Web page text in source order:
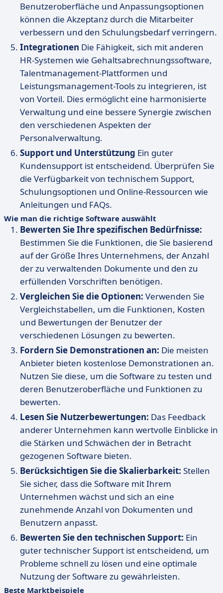
Benutzeroberfläche und Anpassungsoptionen
können die Akzeptanz durch die Mitarbeiter
verbessern und den Schulungsbedarf verringern.
Integrationen Die Fähigkeit, sich mit anderen
HR-Systemen wie Gehaltsabrechnungssoftware,
Talentmanagement-Plattformen und
Leistungsmanagement-Tools zu integrieren, ist
von Vorteil. Dies ermöglicht eine harmonisierte
Verwaltung und eine bessere Synergie zwischen
den verschiedenen Aspekten der
Personalverwaltung.
Support und Unterstützung Ein guter
Kundensupport ist entscheidend. Überprüfen Sie
die Verfügbarkeit von technischem Support,
Schulungsoptionen und Online-Ressourcen wie
Anleitungen und FAQs.
Wie man die richtige Software auswählt
Bewerten Sie Ihre spezifischen Bedürfnisse:
Bestimmen Sie die Funktionen, die Sie basierend
auf der Größe Ihres Unternehmens, der Anzahl
der zu verwaltenden Dokumente und den zu
erfüllenden Vorschriften benötigen.
Vergleichen Sie die Optionen: Verwenden Sie
Vergleichstabellen, um die Funktionen, Kosten
und Bewertungen der Benutzer der
verschiedenen Lösungen zu bewerten.
Fordern Sie Demonstrationen an: Die meisten
Anbieter bieten kostenlose Demonstrationen an.
Nutzen Sie diese, um die Software zu testen und
deren Benutzeroberfläche und Funktionen zu
bewerten.
Lesen Sie Nutzerbewertungen: Das Feedback
anderer Unternehmen kann wertvolle Einblicke in
die Stärken und Schwächen der in Betracht
gezogenen Software bieten.
Berücksichtigen Sie die Skalierbarkeit: Stellen
Sie sicher, dass die Software mit Ihrem
Unternehmen wächst und sich an eine
zunehmende Anzahl von Dokumenten und
Benutzern anpasst.
Bewerten Sie den technischen Support: Ein
guter technischer Support ist entscheidend, um
Probleme schnell zu lösen und eine optimale
Nutzung der Software zu gewährleisten.
Beste Marktbeispiele